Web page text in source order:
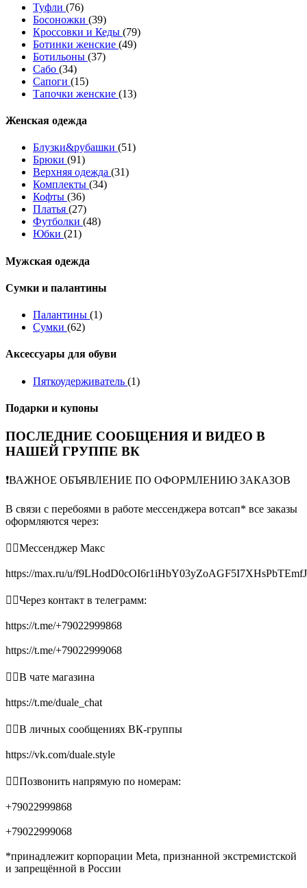
Туфли (76)
Босоножки (39)
Кроссовки и Кеды (79)
Ботинки женские (49)
Ботильоны (37)
Сабо (34)
Сапоги (15)
Тапочки женские (13)
Женская одежда
Блузки&рубашки (51)
Брюки (91)
Верхняя одежда (31)
Комплекты (34)
Кофты (36)
Платья (27)
Футболки (48)
Юбки (21)
Мужская одежда
Сумки и палантины
Палантины (1)
Сумки (62)
Аксессуары для обуви
Пяткоудерживатель (1)
Подарки и купоны
ПОСЛЕДНИЕ СООБЩЕНИЯ И ВИДЕО В
НАШЕЙ ГРУППЕ ВК
❗️ВАЖНОЕ ОБЪЯВЛЕНИЕ ПО ОФОРМЛЕНИЮ ЗАКАЗОВ
В связи с перебоями в работе мессенджера вотсап* все заказы
оформляются через:
👉🏻Мессенджер Макс
https://max.ru/u/
👉🏻Через контакт в телеграмм:
https://t.me/+79022999868
https://t.me/+79022999068
👉🏻В чате магазина
https://t.me/duale_chat
👉🏻В личных сообщениях ВК-группы
https://vk.com/duale.style
👉🏻Позвонить напрямую по номерам:
+79022999868
+79022999068
*принадлежит корпорации Meta, признанной экстремистской
и запрещённой в России